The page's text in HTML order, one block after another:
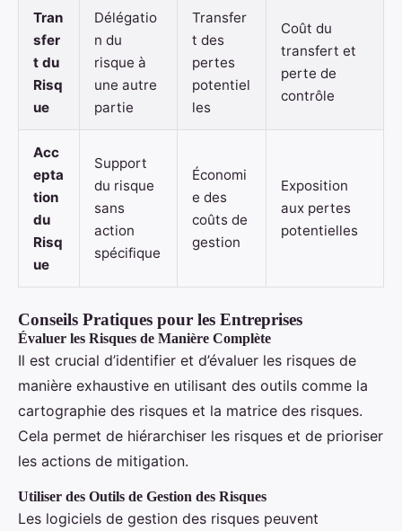
Tran
sfer
t du
Risq
ue
Délégatio
n du
risque à
une autre
partie
Transfer
t des
pertes
potentiel
les
Coût du
transfert et
perte de
contrôle
Acc
epta
tion
du
Risq
ue
Support
du risque
sans
action
spécifique
Économi
e des
coûts de
gestion
Exposition
aux pertes
potentielles
Conseils Pratiques pour les Entreprises
Évaluer les Risques de Manière Complète
Il est crucial d’identifier et d’évaluer les risques de
manière exhaustive en utilisant des outils comme la
cartographie des risques et la matrice des risques.
Cela permet de hiérarchiser les risques et de prioriser
les actions de mitigation.
Utiliser des Outils de Gestion des Risques
Les logiciels de gestion des risques peuvent